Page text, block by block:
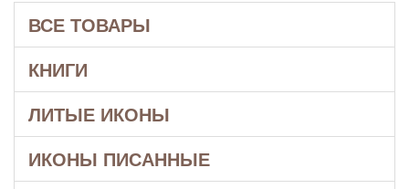
ВСЕ ТОВАРЫ
КНИГИ
ЛИТЫЕ ИКОНЫ
ИКОНЫ ПИСАННЫЕ